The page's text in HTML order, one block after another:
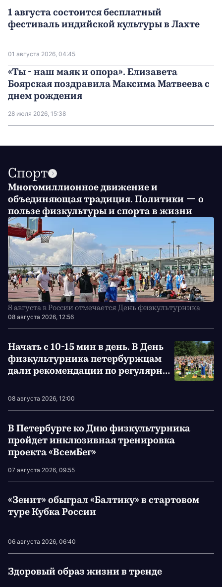
1 августа состоится бесплатный
фестиваль индийской культуры в Лахте
01 августа 2026, 04:45
«Ты - наш маяк и опора». Елизавета
Боярская поздравила Максима Матвеева с
днем рождения
28 июля 2026, 15:38
Спорт
Многомиллионное движение и
объединяющая традиция. Политики — о
пользе физкультуры и спорта в жизни
8 августа в России отмечается День физкультурника
08 августа 2026, 12:56
Начать с 10-15 мин в день. В День
физкультурника петербуржцам
дали рекомендации по регулярной
08 августа 2026, 12:00
В Петербурге ко Дню физкультурника
пройдет инклюзивная тренировка
проекта «ВсемБег»
07 августа 2026, 09:55
«Зенит» обыграл «Балтику» в стартовом
туре Кубка России
06 августа 2026, 06:40
Здоровый образ жизни в тренде